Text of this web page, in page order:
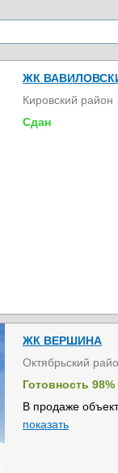
ЖК
Кировский район
Сдан
ЖК ВЕРШИНА
Октябрьский
Готовность 98%
В продаже
показать